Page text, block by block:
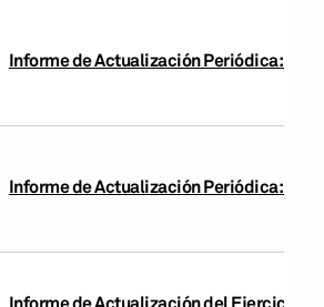
Informe de Actualización Periódica:
Informe de Actualización Periódica:
Informe de Actualización del Ejercicio: